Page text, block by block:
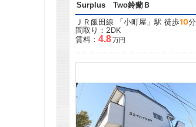
Surplus Two鈴蘭Ｂ
ＪＲ飯田線 「小町屋 」駅 徒歩10分
間取り：2DK
賃料： 4.8万円